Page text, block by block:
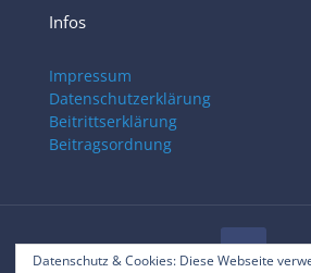
Infos
Impressum
Datenschutzerklärung
Beitrittserklärung
Beitragsordnung
Datenschutz & Cookies: Diese Webseite